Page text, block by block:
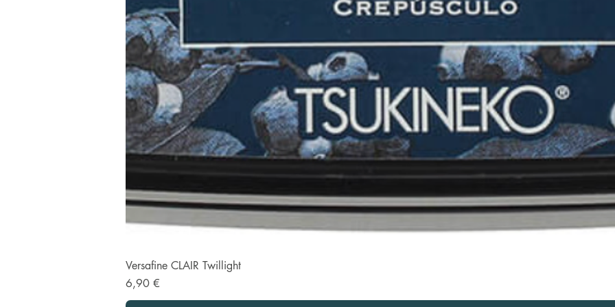
Versafine CLAIR Twillight
Prix
6,90 €